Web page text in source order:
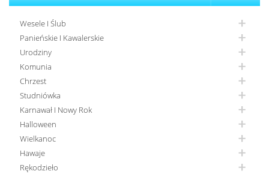
Wesele I Ślub
Panieńskie I Kawalerskie
Urodziny
Komunia
Chrzest
Studniówka
Karnawał I Nowy Rok
Halloween
Wielkanoc
Hawaje
Rękodzieło